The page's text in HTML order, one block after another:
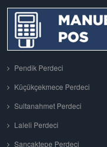
Pendik Perdeci
Küçükçekmece Perdeci
Sultanahmet Perdeci
Laleli Perdeci
Sancaktepe Perdeci